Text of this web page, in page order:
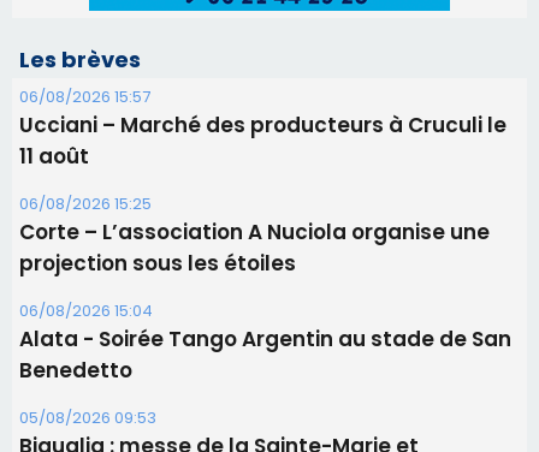
Alata - Soirée Tango Argentin au stade de San
Benedetto
05/08/2026 09:53
Biguglia : messe de la Sainte-Marie et
procession le 14 août
31/07/2026 08:24
Tennis - Début ce week-end du tournoi du
RCPV
31/07/2026 08:22
82ème anniversaire de la disparition du
Commandant Antoine de Saint Exupery